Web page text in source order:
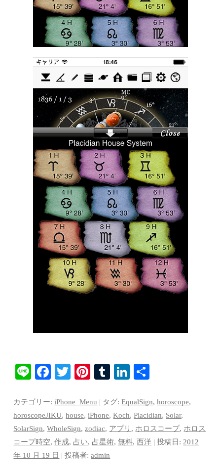
Li
Fa
bo
ok
T
tte
r
Pi
er
es
t
T
m
bl
r
Li
ed
In
カテゴリー:iPhone_Menu | タグ:EqualSign,horoscope,
horoscopeJIKU,house,iPhone,Koch,Placidian, Solar,
SolarSign,WholeSign,zodiac, アプリ ,ホロスコープ,ホロス
コープ時空,作成, 占い, 占星術,無料,西洋 | 投稿日:2012
年 10 月 19 日 |投稿者:admin